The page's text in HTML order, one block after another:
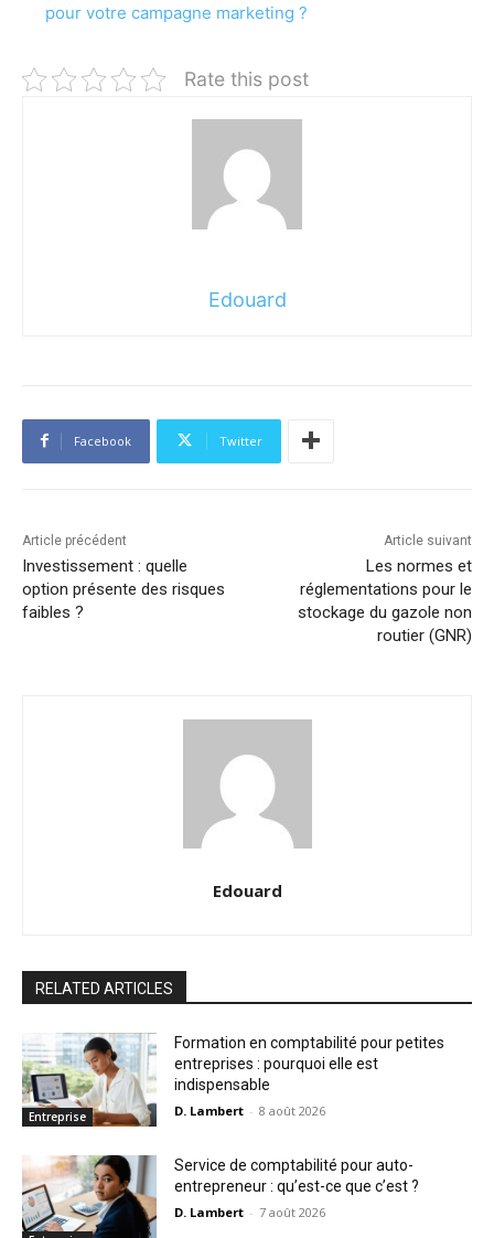
pour votre campagne marketing ?
Rate this post
Edouard
Facebook Twitter
Article précédent
Investissement : quelle
option présente des risques
faibles ?
Article suivant
Les normes et
réglementations pour le
stockage du gazole non
routier (GNR)
Edouard
RELATED ARTICLES
Entreprise
Formation en comptabilité pour petites
entreprises : pourquoi elle est
indispensable
D. Lambert - 8 août 2026
Service de comptabilité pour auto-
entrepreneur : qu’est-ce que c’est ?
D. Lambert - 7 août 2026